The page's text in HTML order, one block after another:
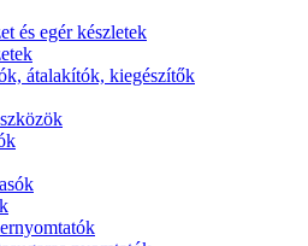
és egér készletek
átalakítók, kiegészítők